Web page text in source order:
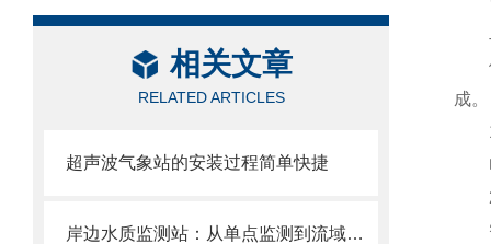
相关文章
RELATED ARTICLES
超声波气象站的安装过程简单快捷
岸边水质监测站：从单点监测到流域治理、赋能智慧水务与河湖长效管护。
供
成。
1.
电
2.
智